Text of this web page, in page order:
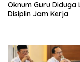
Oknum Guru Diduga
Disiplin Jam Kerja